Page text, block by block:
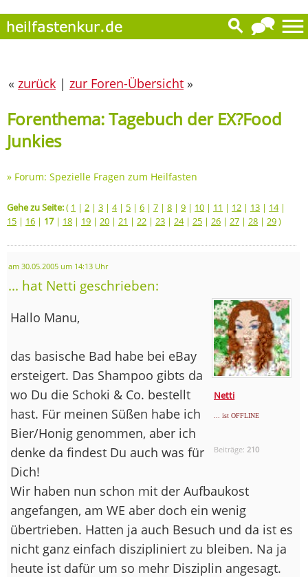
« zurück | zur Foren-Übersicht »
Forenthema: Tagebuch der EX?Food
Junkies
» Forum: Spezielle Fragen zum Heilfasten
Gehe zu Seite:( 1 | 2 | 3 | 4| 5 | 6 | 7 | 8 | 9 | 10 | 11 | 12 | 13 | 14|
15 | 16 | 17| 18 | 19 | 20 | 21 | 22 | 23 | 24| 25 | 26 | 27 | 28 | 29)
am 30.05.2005 um 14:13 Uhr
... hat Netti geschrieben:
Netti
... ist OFFLINE
Beiträge: 210
Hallo Manu,
das basische Bad habe bei eBay
ersteigert. Das Shampoo gibts da
wo Du die Schoki & Co. bestellt
hast. Für meinen Süßen habe ich
Bier/Honig genommen, aber ich
denke da findest Du auch was für
Dich!
Wir haben nun schon mit der Aufbaukost
angefangen, am WE aber doch ein wenig
übertrieben. Hatten ja auch Besuch und da ist es
nicht ganz einfach diszipliniert zu bleiben. Na ja
heute ist dafür um so mehr Disziplin angesagt.